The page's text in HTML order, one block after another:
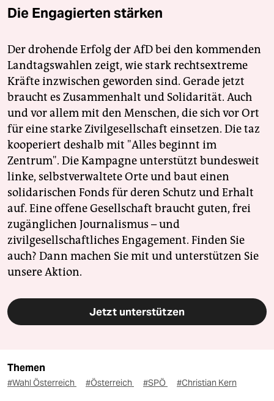
Die Engagierten stärken
Der drohende Erfolg der AfD bei den kommenden
Landtagswahlen zeigt, wie stark rechtsextreme
Kräfte inzwischen geworden sind. Gerade jetzt
braucht es Zusammenhalt und Solidarität. Auch
und vor allem mit den Menschen, die sich vor Ort
für eine starke Zivilgesellschaft einsetzen. Die taz
kooperiert deshalb mit "Alles beginnt im
Zentrum". Die Kampagne unterstützt bundesweit
linke, selbstverwaltete Orte und baut einen
solidarischen Fonds für deren Schutz und Erhalt
auf. Eine offene Gesellschaft braucht guten, frei
zugänglichen Journalismus – und
zivilgesellschaftliches Engagement. Finden Sie
auch? Dann machen Sie mit und unterstützen Sie
unsere Aktion.
Jetzt unterstützen
Themen
#Wahl Österreich #Österreich #SPÖ #Christian Kern